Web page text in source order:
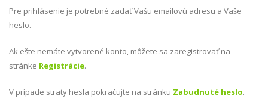
Pre prihlásenie je potrebné zadať Vašu emailovú adresu a Vaše
heslo.
Ak ešte nemáte vytvorené konto, môžete sa zaregistrovať na
stránke Registrácie.
V prípade straty hesla pokračujte na stránku Zabudnuté heslo.